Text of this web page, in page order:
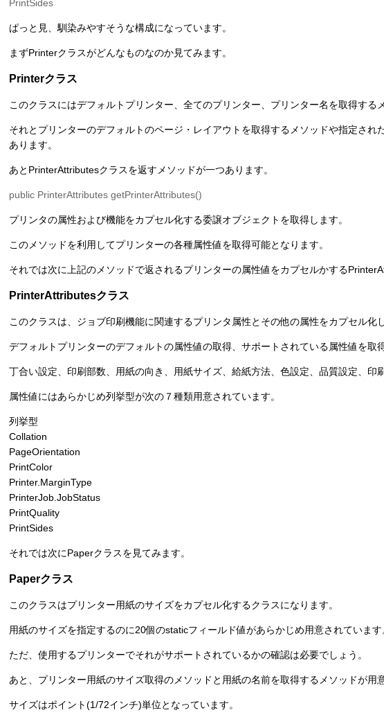
PrintSides
ぱっと見、馴染みやすそうな構成になっています。
まずPrinterクラスがどんなものなのか見てみます。
Printerクラス
このクラスにはデフォルトプリンター、全てのプリンター、プリンター名を取得する
それとプリンターのデフォルトのページ・レイアウトを取得するメソッドや指定さ
あります。
あとPrinterAttributesクラスを返すメソッドが一つあります。
public PrinterAttributes getPrinterAttributes()
プリンタの属性および機能をカプセル化する委譲オブジェクトを取得します。
このメソッドを利用してプリンターの各種属性値を取得可能となります。
それでは次に上記のメソッドで返されるプリンターの属性値をカプセルかする
PrinterAttributesクラス
このクラスは、ジョブ印刷機能に関連するプリンタ属性とその他の属性をカプセル化し
デフォルトプリンターのデフォルトの属性値の取得、サポートされている属性値を取
丁合い設定、印刷部数、用紙の向き、用紙サイズ、給紙方法、色設定、品質設定、印
属性値にはあらかじめ列挙型が次の７種類用意されています。
列挙型
Collation
PageOrientation
PrintColor
Printer.MarginType
PrinterJob.JobStatus
PrintQuality
PrintSides
それでは次にPaperクラスを見てみます。
Paperクラス
このクラスはプリンター用紙のサイズをカプセル化するクラスになります。
用紙のサイズを指定するのに20個のstaticフィールド値があらかじめ用意されています
ただ、使用するプリンターでそれがサポートされているかの確認は必要でしょう。
あと、プリンター用紙のサイズ取得のメソッドと用紙の名前を取得するメソッドが用
サイズはポイント(1/72インチ)単位となっています。